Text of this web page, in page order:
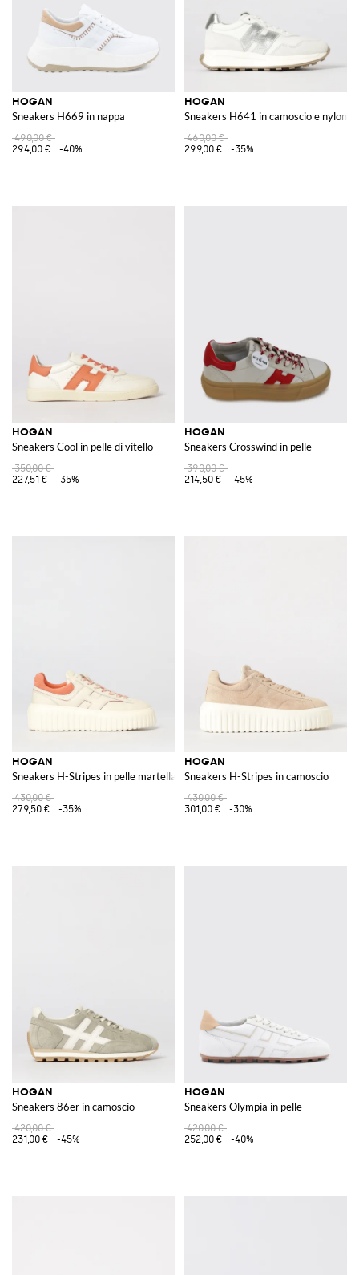
HOGAN
Sneakers H669 in nappa
490,00 €
294,00 €
-40%
HOGAN
Sneakers H641 in camoscio e nylon
460,00 €
299,00 €
-35%
HOGAN
Sneakers Cool in pelle di vitello
350,00 €
227,51 €
-35%
HOGAN
Sneakers Crosswind in pelle
390,00 €
214,50 €
-45%
HOGAN
Sneakers H-Stripes in pelle martellata
430,00 €
279,50 €
-35%
HOGAN
Sneakers H-Stripes in camoscio
430,00 €
301,00 €
-30%
HOGAN
Sneakers 86er in camoscio
420,00 €
231,00 €
-45%
HOGAN
Sneakers Olympia in pelle
420,00 €
252,00 €
-40%